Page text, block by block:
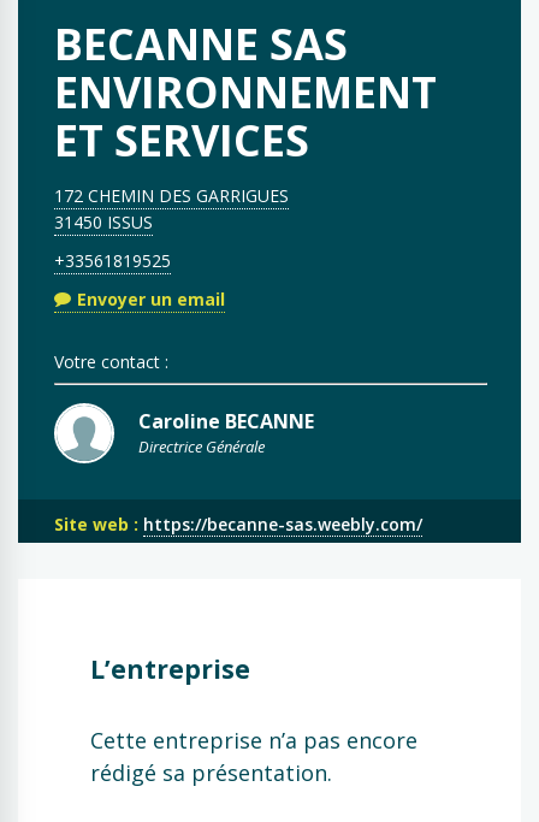
BECANNE SAS
ENVIRONNEMENT
ET SERVICES
172 CHEMIN DES GARRIGUES
31450 ISSUS
+33561819525
Envoyer un email
Votre contact :
Caroline BECANNE
Directrice Générale
Site web : https://becanne-sas.weebly.com/
L’entreprise
Cette entreprise n’a pas encore
rédigé sa présentation.